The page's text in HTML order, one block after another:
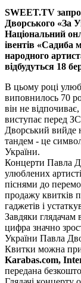
SWEET.TV
Дворського «За
Національний
івентів «Садиба
народного
відбудуться 18
В цьому році
виповнилось 70
він не
виступає перед
Дворський вийде
тандем - це
України.
Концерти Павла
улюблених
піснями до
продажу квитків
гаджетів і
Завдяки глядачам
цифра значно
України Павла
Квитки можна
Karabas.com,
передана